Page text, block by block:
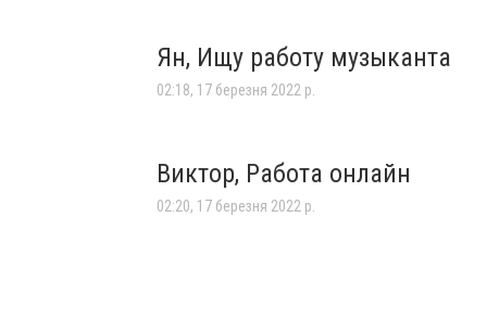
Ян, Ищу работу музыканта
02:18, 17 березня 2022 р.
Виктор, Работа онлайн
02:20, 17 березня 2022 р.